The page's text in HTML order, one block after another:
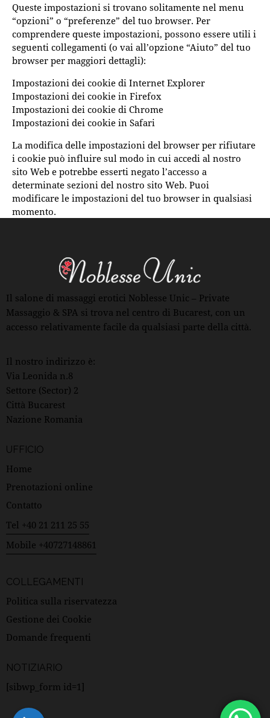
Queste impostazioni si trovano solitamente nel menu
“opzioni” o “preferenze” del tuo browser. Per
comprendere queste impostazioni, possono essere utili i
seguenti collegamenti (o vai all’opzione “Aiuto” del tuo
browser per maggiori dettagli):
Impostazioni dei cookie di Internet Explorer
Impostazioni dei cookie in Firefox
Impostazioni dei cookie di Chrome
Impostazioni dei cookie in Safari
La modifica delle impostazioni del browser per rifiutare
i cookie può influire sul modo in cui accedi al nostro
sito Web e potrebbe esserti negato l’accesso a
determinate sezioni del nostro sito Web. Puoi
modificare le impostazioni del tuo browser in qualsiasi
momento.
Il salone di massaggi erotici Noblesse Unic – Private
Massaggio & SPA si trova nel centro di Bucarest, con un
accesso relativamente facile da qualsiasi parte della città.
Il nostro indirizzo è:
Via Leonida n.8
Settore (Sector) 2
Città Bucarest
Nazione Romania
UFFICIO
Home
Prenotazioni online
Contatto
Tel +40 21 211 25 55
Mobile +40727148861
COLLEGAMENTI
Politica sulla riservatezza
Gestione dei Cookie
Domande frequenti
NOTIZIARIO
[sibwp_form id=1]